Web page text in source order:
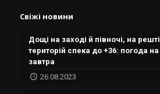
Свіжі новини
Дощі на заході й півночі, на решті
територій спека до +36: погода на
завтра
26.08.2023